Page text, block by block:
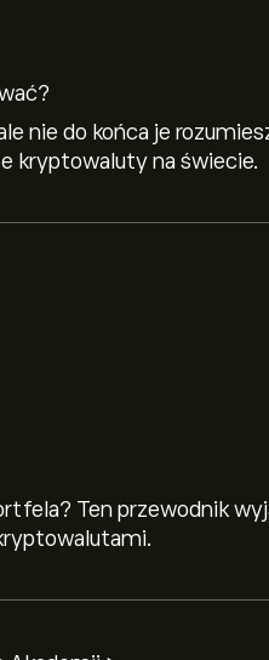
nie do końca je
kryptowaluty na świecie.
Ten przewodnik
24.49M